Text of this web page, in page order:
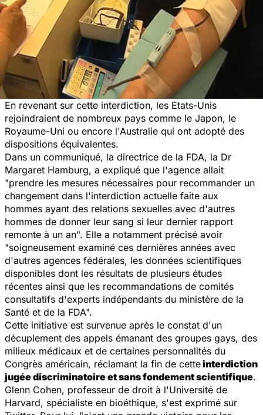
En revenant sur cette interdiction, les Etats-Unis
rejoindraient de nombreux pays comme le Japon, le
Royaume-Uni ou encore l'Australie qui ont adopté des
dispositions équivalentes.
Dans un communiqué, la directrice de la FDA, la Dr
Margaret Hamburg, a expliqué que l'agence allait
"prendre les mesures nécessaires pour recommander un
changement dans l'interdiction actuelle faite aux
hommes ayant des relations sexuelles avec d'autres
hommes de donner leur sang si leur dernier rapport
remonte à un an". Elle a notamment précisé avoir
"soigneusement examiné ces dernières années avec
d'autres agences fédérales, les données scientifiques
disponibles dont les résultats de plusieurs études
récentes ainsi que les recommandations de comités
consultatifs d'experts indépendants du ministère de la
Santé et de la FDA".
Cette initiative est survenue après le constat d'un
décuplement des appels émanant des groupes gays, des
milieux médicaux et de certaines personnalités du
Congrès américain, réclamant la fin de cetteinterdiction
jugée discriminatoire et sans fondement scientifique.
Glenn Cohen, professeur de droit à l'Université de
Harvard, spécialiste en bioéthique, s'est exprimé sur